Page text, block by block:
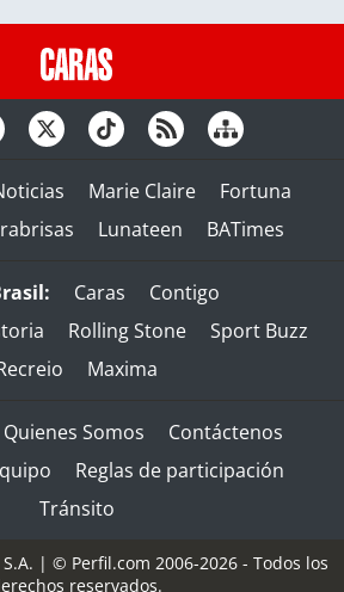
Marie Claire
Fortuna
Lunateen BATimes
Caras
Contigo
Rolling Stone
Sport Buzz
Maxima
Quienes Somos
Contáctenos
Reglas de participación
Tránsito
| © Perfil.com 2006-2026 - Todos los
reservados.